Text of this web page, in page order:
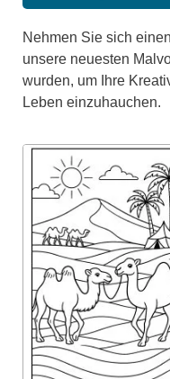
Nehmen Sie sich
unsere neuesten
wurden, um Ihre
Leben einzuhauchen.